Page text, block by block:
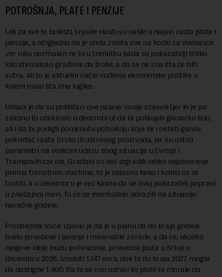
POTROŠNJA, PLATE I PENZIJE
Lek za sve te bolesti, srpske vlasti su našle u najavi rasta plata i
penzija, a očigledno da je onda zaista sve na kocki za vladajuće.
Jer niko normalan ne bi u trenutku kada su pokazatelji toliko
loši stimulisao građane da troše, a da se ne zna šta će biti
sutra. Ali to je aktuelni način vođenja ekonomske politike u
kojem malo šta ima logike.
Utisak je da su političari ove najave ranije objavili (jer ih je po
zakonu to očekivalo u decembru) da bi potkupili glasačko telo,
ali i da bi podigli pomenutu potrošnju koja će i ostati glavni
pokretač rasta bruto društvenog proizvoda, jer su ostali
parametri na velikom udaru zbog situacije u Evropi i
Trampovih carina. Građani su već izgradili veliko nepoverenje
prema trenutnim vlastima, te je nejasno kako i koliko će se
trošiti, a u decembru je već kasno da se ovaj pokazatelj popravi
u značajnoj meri. To će se eventualno odraziti na situaciju
naredne godine.
Predsednik Vučić izjavio je da je u planu da do kraja godine
budu povećane i penzije i minimalne zarade, a da će, ukoliko
njegove ideje budu prihvaćene, prosečna plata u Srbiji u
decembru 2026. iznositi 1.147 evra, dok bi do kraja 2027. mogla
da dostigne 1.400. Da bi se ovo ostvarilo plate bi morale da